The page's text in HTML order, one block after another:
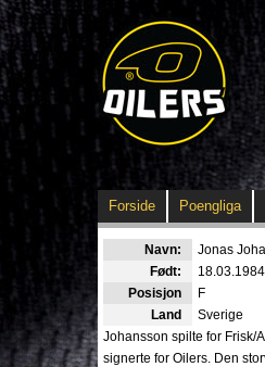
Forside Poengliga
Navn: Jonas
Født:
18.03.1984
Posisjon
F
Land
Sverige
Johansson spilte for Frisk/
signerte for Oilers. Den